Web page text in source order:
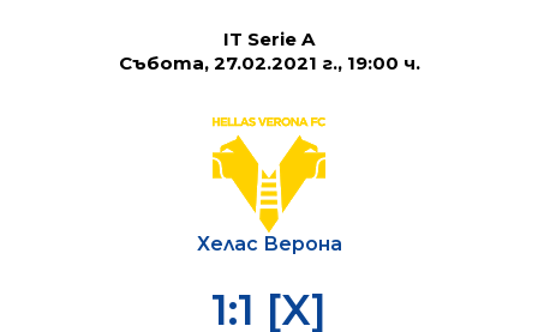
IT Serie A
Събота, 27.02.2021 г., 19:00 ч.
Хелас Верона
1:1 [X]